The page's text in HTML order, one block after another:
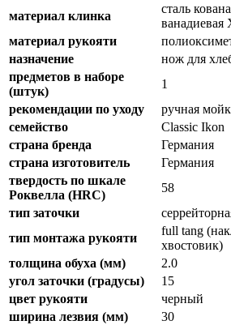
материал клинка
сталь
материал рукояти
назначение
нож для
предметов в наборе
(штук)
1
рекомендации по уходу
ручная
семейство
Classic Ikon
страна бренда
Германия
страна изготовитель
Германия
твердость по шкале
Роквелла (HRC)
58
тип заточки
тип монтажа рукояти
full tang
хвостовик)
толщина обуха (мм)
2.0
угол заточки (градусы)
15
цвет рукояти
черный
ширина лезвия (мм)
30